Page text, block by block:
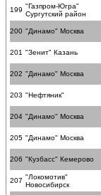
199 "Газпром-Югра"
Сургутский район
200 "Динамо" Москва
201 "Зенит" Казань
202 "Динамо" Москва
203 "Нефтяник"
204 "Динамо" Москва
205 "Динамо" Москва
206 "Кузбасс" Кемерово
207 "Локомотив"
Новосибирск